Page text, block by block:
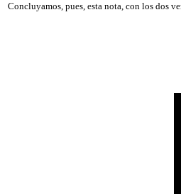
Concluyamos, pues, esta nota, con los dos